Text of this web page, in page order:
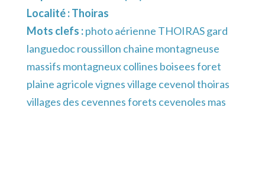
Localité :Thoiras
Mots clefs :photo aérienne THOIRAS gard
languedoc roussillon chaine montagneuse
massifs montagneux collines boisees foret
plaine agricole vignes village cevenol thoiras
villages des cevennes forets cevenoles mas